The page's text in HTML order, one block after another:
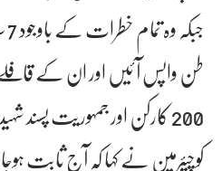
طن واپس آ ئیں اور ان کے قافلے
200 کارکن اور جمہوریت
کوچیئرمین نے کہا کہ آج ثابت